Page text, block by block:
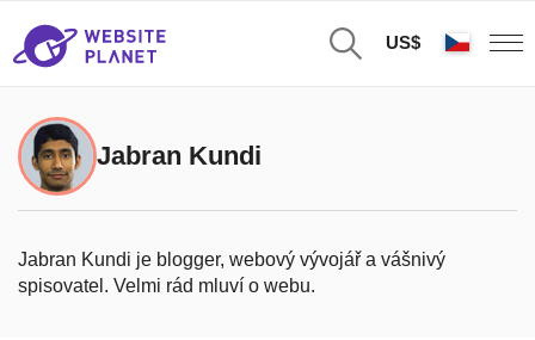
US$
Jabran Kundi
Jabran Kundi je blogger, webový vývojář a vášnivý
spisovatel. Velmi rád mluví o webu.